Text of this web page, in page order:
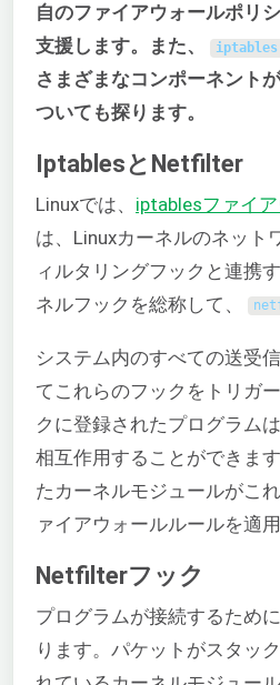
自のファイアウォールポリ
支援します。また、
iptables
さまざまなコンポーネント
ついても探ります。
IptablesとNetfilter
Linuxでは、 iptablesファイ
は、Linuxカーネルのネット
ィルタリングフックと連携
ネルフックを総称して、
システム内のすべての送受
てこれらのフックをトリガ
クに登録されたプログラム
相互作用することができま
たカーネルモジュールがこ
ァイアウォールルールを適用
Netfilterフック
プログラムが接続するため
ります。パケットがスタッ